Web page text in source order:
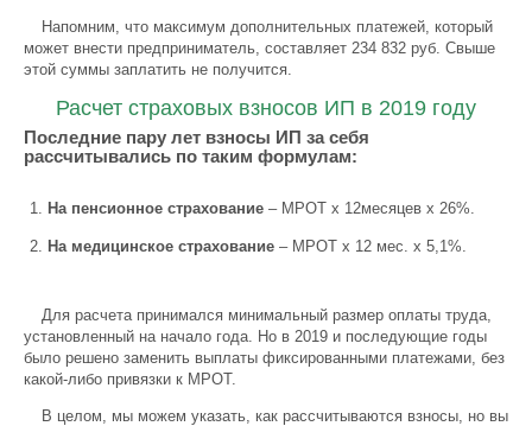
Напомним, что максимум дополнительных платежей, который
может внести предприниматель, составляет 234 832 руб. Свыше
этой суммы заплатить не получится.
Расчет страховых взносов ИП в 2019 году
Последние пару лет взносы ИП за себя
рассчитывались по таким формулам:
На пенсионное страхование – МРОТ х 12месяцев х 26%.
На медицинское страхование – МРОТ х 12 мес. х 5,1%.
Для расчета принимался минимальный размер оплаты труда,
установленный на начало года. Но в 2019 и последующие годы
было решено заменить выплаты фиксированными платежами, без
какой-либо привязки к МРОТ.
В целом, мы можем указать, как рассчитываются взносы, но вы